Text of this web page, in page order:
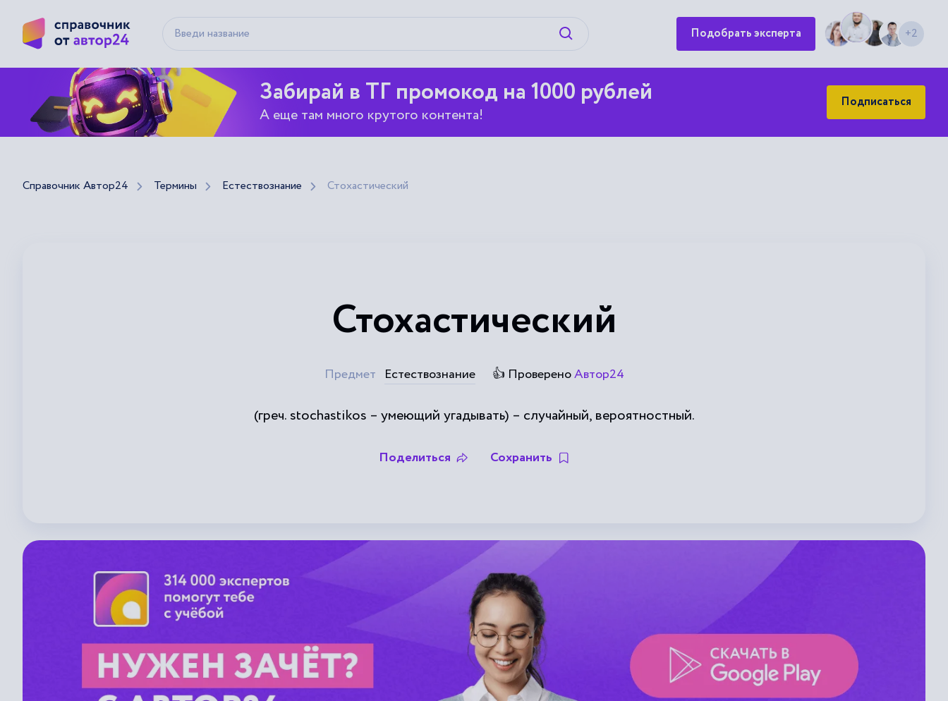
Искать Подобрать эксперта +2
Забирай в ТГ промокод на 1000 рублей
А еще там много крутого контента!
Подписаться
Справочник Автор24 Термины Естествознание Стохастический
Стохастический
Предмет Естествознание 👍 ПровереноАвтор24
(греч. stochastikos – умеющий угадывать) – случайный, вероятностный.
Поделиться Сохранить